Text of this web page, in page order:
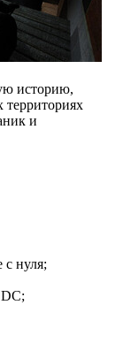
историю,
территориях
и
нуля;